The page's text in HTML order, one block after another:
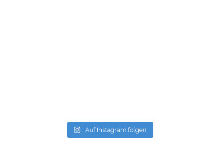
Auf Instagram folgen